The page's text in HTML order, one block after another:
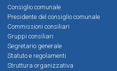
Consiglio comunale
Presidente del consiglio comunale
Commissioni consiliari
Gruppi consiliari
Segretario generale
Statuto e regolamenti
Struttura organizzativa